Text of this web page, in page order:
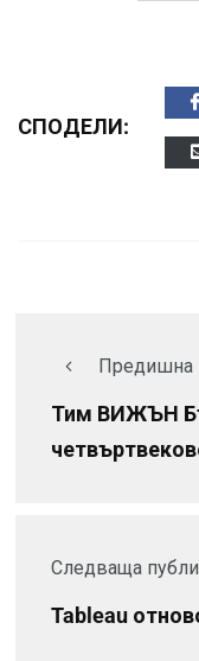
СПОДЕЛИ:
Предишна
Тим ВИЖЪН
Следваща
Tableau